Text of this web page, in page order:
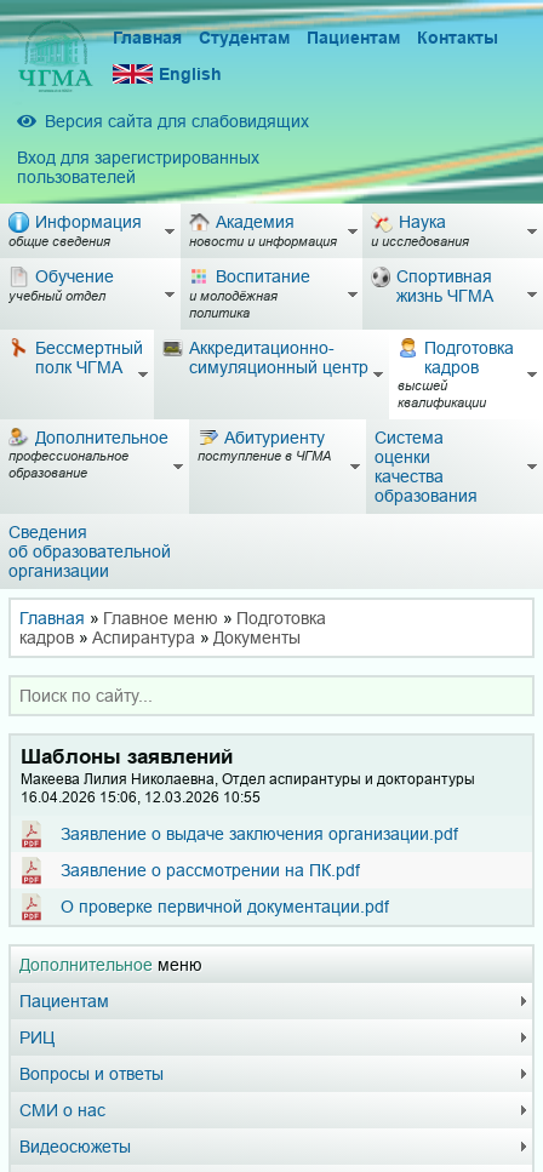
Главная Студентам Пациентам
Контакты
English
Версия сайта для слабовидящих
Вход для зарегистрированных
пользователей
Информация
общие сведения
Академия
новости и информация
Наука
и исследования
Обучение
учебный отдел
Воспитание
и молодёжная
политика
Спортивная
жизнь ЧГМА
Бессмертный
полк ЧГМА
Аккредитационно-
симуляционный центр
Подготовка
кадров
высшей
квалификации
Дополнительное
профессиональное
образование
Абитуриенту
поступление в ЧГМА
Система
оценки
качества
образования
Сведения
об образовательной
организации
Главная » Главное меню » Подготовка
кадров » Аспирантура » Документы
Дополнительное меню
Пациентам
РИЦ
Вопросы и ответы
СМИ о нас
Видеосюжеты
Шаблоны заявлений
Макеева Лилия Николаевна, Отдел аспирантуры и докторантуры
16.04.2026 15:06, 12.03.2026 10:55
Заявление о выдаче заключения организации.pdf
Заявление о рассмотрении на ПК.pdf
О проверке первичной документации.pdf